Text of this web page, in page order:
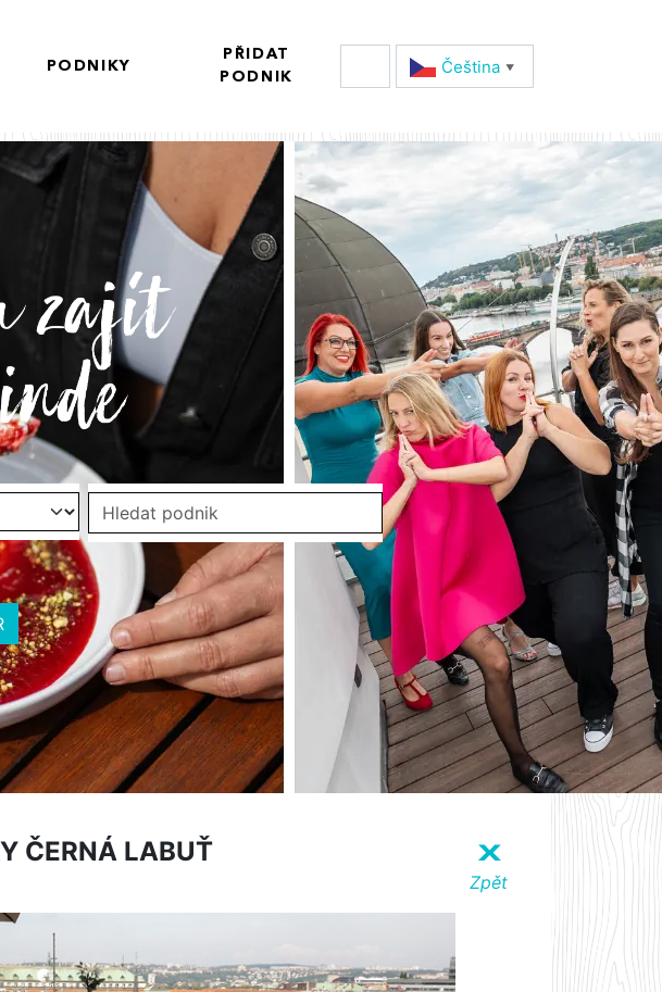
PODNIKY
PŘIDAT
PODNIK
Čeština‎ ▼
ČERNÁ LABUŤ X
Zpět